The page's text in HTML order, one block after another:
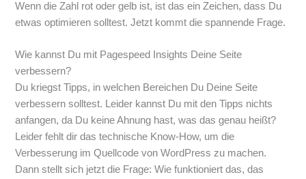
Wenn die Zahl rot oder gelb ist, ist das ein Zeichen, dass Du
etwas optimieren solltest. Jetzt kommt die spannende Frage.
Wie kannst Du mit Pagespeed Insights Deine Seite
verbessern?
Du kriegst Tipps, in welchen Bereichen Du Deine Seite
verbessern solltest. Leider kannst Du mit den Tipps nichts
anfangen, da Du keine Ahnung hast, was das genau heißt?
Leider fehlt dir das technische Know-How, um die
Verbesserung im Quellcode von WordPress zu machen.
Dann stellt sich jetzt die Frage: Wie funktioniert das, das